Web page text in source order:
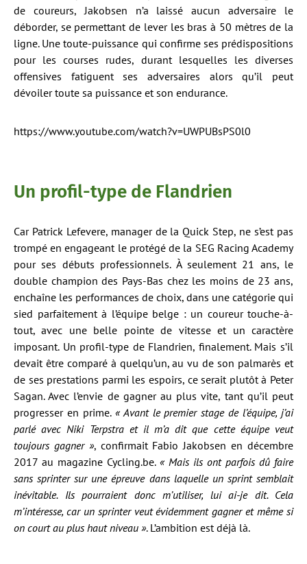
de coureurs, Jakobsen n’a laissé aucun adversaire le
déborder, se permettant de lever les bras à 50 mètres de la
ligne. Une toute-puissance qui confirme ses prédispositions
pour les courses rudes, durant lesquelles les diverses
offensives fatiguent ses adversaires alors qu’il peut
dévoiler toute sa puissance et son endurance.
https://www.youtube.com/watch?v=UWPUBsPS0l0
Un profil-type de Flandrien
Car Patrick Lefevere, manager de la Quick Step, ne s’est pas
trompé en engageant le protégé de la SEG Racing Academy
pour ses débuts professionnels. À seulement 21 ans, le
double champion des Pays-Bas chez les moins de 23 ans,
enchaîne les performances de choix, dans une catégorie qui
sied parfaitement à l’équipe belge : un coureur touche-à-
tout, avec une belle pointe de vitesse et un caractère
imposant. Un profil-type de Flandrien, finalement. Mais s’il
devait être comparé à quelqu’un, au vu de son palmarès et
de ses prestations parmi les espoirs, ce serait plutôt à Peter
Sagan. Avec l’envie de gagner au plus vite, tant qu’il peut
progresser en prime. « Avant le premier stage de l’équipe, j’ai
parlé avec Niki Terpstra et il m’a dit que cette équipe veut
toujours gagner », confirmait Fabio Jakobsen en décembre
2017 au magazine Cycling.be. « Mais ils ont parfois dû faire
sans sprinter sur une épreuve dans laquelle un sprint semblait
inévitable. Ils pourraient donc m’utiliser, lui ai-je dit. Cela
m’intéresse, car un sprinter veut évidemment gagner et même si
on court au plus haut niveau ». L’ambition est déjà là.